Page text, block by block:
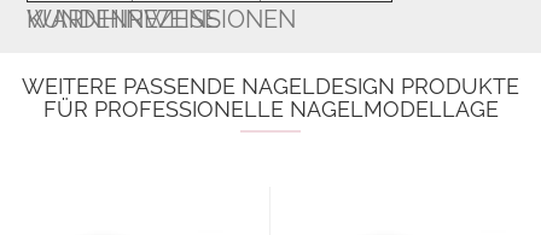
WARNHINWEISE
KUNDENREZENSIONEN
WEITERE PASSENDE NAGELDESIGN PRODUKTE
FÜR PROFESSIONELLE NAGELMODELLAGE